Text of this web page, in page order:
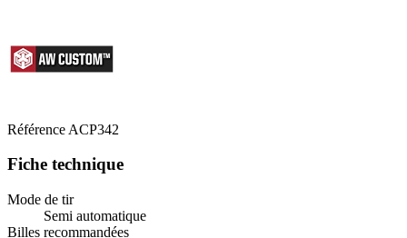
Référence ACP342
Fiche technique
Mode de tir
Semi automatique
Billes recommandées